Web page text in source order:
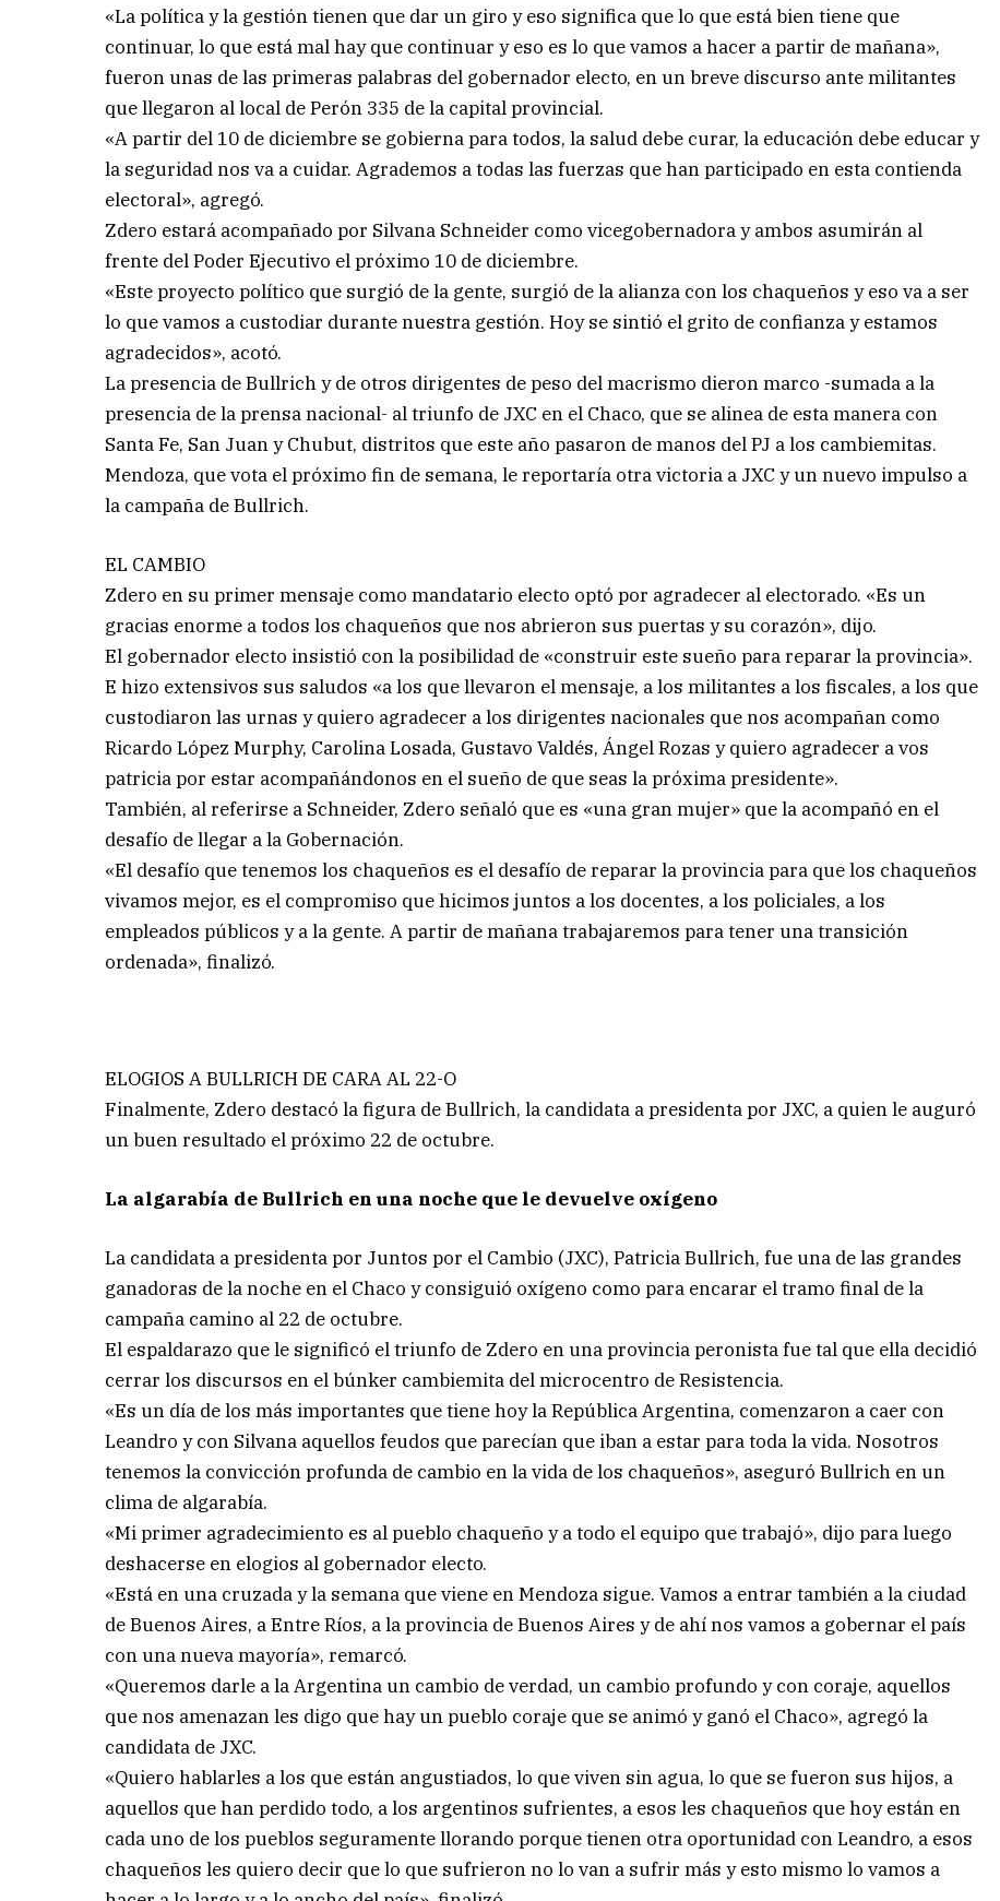
«La política y la gestión tienen que dar un giro y eso significa que lo que está bien tiene que
continuar, lo que está mal hay que continuar y eso es lo que vamos a hacer a partir de mañana»,
fueron unas de las primeras palabras del gobernador electo, en un breve discurso ante militantes
que llegaron al local de Perón 335 de la capital provincial.
«A partir del 10 de diciembre se gobierna para todos, la salud debe curar, la educación debe educar y
la seguridad nos va a cuidar. Agrademos a todas las fuerzas que han participado en esta contienda
electoral», agregó.
Zdero estará acompañado por Silvana Schneider como vicegobernadora y ambos asumirán al
frente del Poder Ejecutivo el próximo 10 de diciembre.
«Este proyecto político que surgió de la gente, surgió de la alianza con los chaqueños y eso va a ser
lo que vamos a custodiar durante nuestra gestión. Hoy se sintió el grito de confianza y estamos
agradecidos», acotó.
La presencia de Bullrich y de otros dirigentes de peso del macrismo dieron marco -sumada a la
presencia de la prensa nacional- al triunfo de JXC en el Chaco, que se alinea de esta manera con
Santa Fe, San Juan y Chubut, distritos que este año pasaron de manos del PJ a los cambiemitas.
Mendoza, que vota el próximo fin de semana, le reportaría otra victoria a JXC y un nuevo impulso a
la campaña de Bullrich.
EL CAMBIO
Zdero en su primer mensaje como mandatario electo optó por agradecer al electorado. «Es un
gracias enorme a todos los chaqueños que nos abrieron sus puertas y su corazón», dijo.
El gobernador electo insistió con la posibilidad de «construir este sueño para reparar la provincia».
E hizo extensivos sus saludos «a los que llevaron el mensaje, a los militantes a los fiscales, a los que
custodiaron las urnas y quiero agradecer a los dirigentes nacionales que nos acompañan como
Ricardo López Murphy, Carolina Losada, Gustavo Valdés, Ángel Rozas y quiero agradecer a vos
patricia por estar acompañándonos en el sueño de que seas la próxima presidente».
También, al referirse a Schneider, Zdero señaló que es «una gran mujer» que la acompañó en el
desafío de llegar a la Gobernación.
«El desafío que tenemos los chaqueños es el desafío de reparar la provincia para que los chaqueños
vivamos mejor, es el compromiso que hicimos juntos a los docentes, a los policiales, a los
empleados públicos y a la gente. A partir de mañana trabajaremos para tener una transición
ordenada», finalizó.
ELOGIOS A BULLRICH DE CARA AL 22-O
Finalmente, Zdero destacó la figura de Bullrich, la candidata a presidenta por JXC, a quien le auguró
un buen resultado el próximo 22 de octubre.
La algarabía de Bullrich en una noche que le devuelve oxígeno
La candidata a presidenta por Juntos por el Cambio (JXC), Patricia Bullrich, fue una de las grandes
ganadoras de la noche en el Chaco y consiguió oxígeno como para encarar el tramo final de la
campaña camino al 22 de octubre.
El espaldarazo que le significó el triunfo de Zdero en una provincia peronista fue tal que ella decidió
cerrar los discursos en el búnker cambiemita del microcentro de Resistencia.
«Es un día de los más importantes que tiene hoy la República Argentina, comenzaron a caer con
Leandro y con Silvana aquellos feudos que parecían que iban a estar para toda la vida. Nosotros
tenemos la convicción profunda de cambio en la vida de los chaqueños», aseguró Bullrich en un
clima de algarabía.
«Mi primer agradecimiento es al pueblo chaqueño y a todo el equipo que trabajó», dijo para luego
deshacerse en elogios al gobernador electo.
«Está en una cruzada y la semana que viene en Mendoza sigue. Vamos a entrar también a la ciudad
de Buenos Aires, a Entre Ríos, a la provincia de Buenos Aires y de ahí nos vamos a gobernar el país
con una nueva mayoría», remarcó.
«Queremos darle a la Argentina un cambio de verdad, un cambio profundo y con coraje, aquellos
que nos amenazan les digo que hay un pueblo coraje que se animó y ganó el Chaco», agregó la
candidata de JXC.
«Quiero hablarles a los que están angustiados, lo que viven sin agua, lo que se fueron sus hijos, a
aquellos que han perdido todo, a los argentinos sufrientes, a esos les chaqueños que hoy están en
cada uno de los pueblos seguramente llorando porque tienen otra oportunidad con Leandro, a esos
chaqueños les quiero decir que lo que sufrieron no lo van a sufrir más y esto mismo lo vamos a